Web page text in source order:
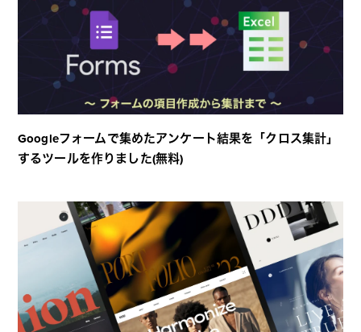
Googleフォームで集めたアンケート結果を「クロス集計」
するツールを作りました(無料)